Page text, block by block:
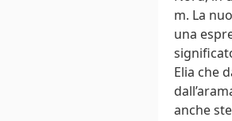
m. La
una
Elia che
anche